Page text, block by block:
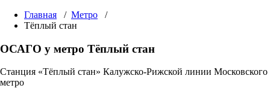
Главная / Метро /
Тёплый стан
ОСАГО у метро Тёплый стан
Станция «Тёплый стан» Калужско-Рижской линии Московского
метро